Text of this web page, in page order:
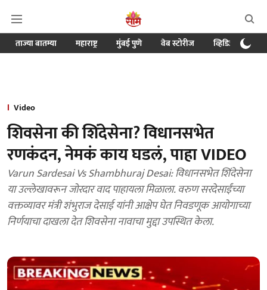
ताज्या बातम्या महाराष्ट्र मुंबई पुणे वेब स्टोरीज व्हिडिओ
Video
शिवसेना की शिंदेसेना? विधानसभेत
रणकंदन, नेमकं काय घडलं, पाहा VIDEO
Varun Sardesai Vs Shambhuraj Desai: विधानसभेत शिंदेसेना
या उल्लेखावरून जोरदार वाद पाहायला मिळाला. वरुण सरदेसाईंच्या
वक्तव्यावर मंत्री शंभुराज देसाई यांनी आक्षेप घेत निवडणूक आयोगाच्या
निर्णयाचा दाखला देत शिवसेना नावाचा मुद्दा उपस्थित केला.